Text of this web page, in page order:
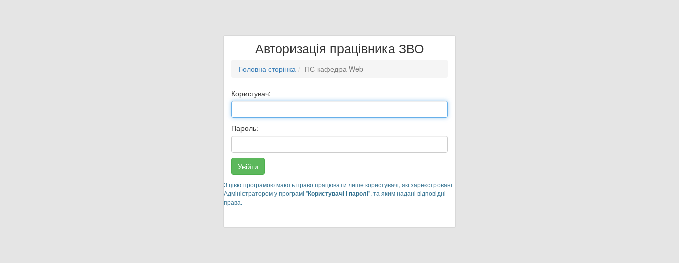
Авторизація працівника ЗВО
Головна сторінка ПС-кафедра Web
Користувач:
Пароль:
Увійти
З цією програмою мають право працювати лише користувачі, які зареєстровані
Адміністратором у програмі "Користувачі і паролі", та яким надані відповідні
права.